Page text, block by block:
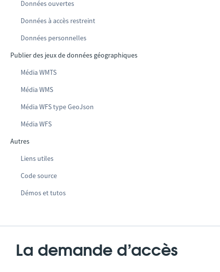
Données ouvertes
Données à accès restreint
Données personnelles
Publier des jeux de données géographiques
Média WMTS
Média WMS
Média WFS type GeoJson
Média WFS
Autres
Liens utiles
Code source
Démos et tutos
La demande d’accès